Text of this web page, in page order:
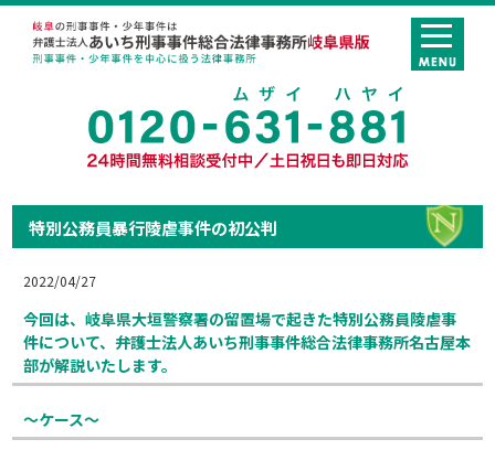
特別公務員暴行陵虐事件の初公判
2022/04/27
今回は、岐阜県大垣警察署の留置場で起きた特別公務員陵虐事
件について、弁護士法人あいち刑事事件総合法律事務所名古屋本
部が解説いたします。
～ケース～